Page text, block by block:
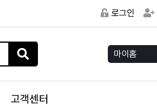
로그인
마이홈
고객센터